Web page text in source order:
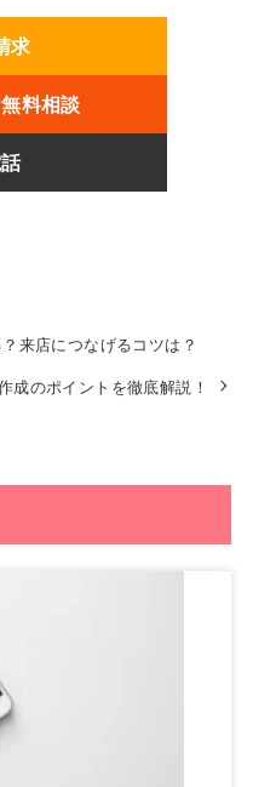
求
料相談
来店につなげるコツは？
成のポイントを徹底解説！